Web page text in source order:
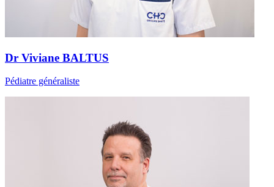
Dr Viviane BALTUS
Pédiatre généraliste